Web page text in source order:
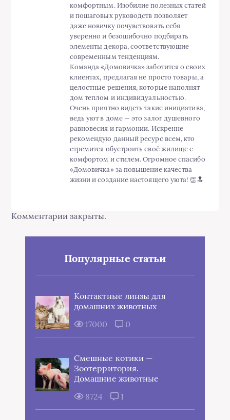
комфортным. Изобилие полезных статей
и пошаговых руководств позволяет
даже новичку почувствовать себя
уверенно и безошибочно подбирать
элементы декора, соответствующие
современным тенденциям.
Команда «Домовичка» заботится о своих
клиентах, предлагая не просто товары, а
целостные решения, которые наполнят
дом теплом и индивидуальностью.
Очень приятно видеть такие инициатива,
ведь уют в доме — это залог душевного
равновесия и гармонии. Искренне
рекомендую данный ресурс всем, кто
стремится обустроить своё жилище с
комфортом и стилем. Огромное спасибо
«Домовичка» за повышение качества
жизни и создание настоящего уюта! 👏🔝
Комментарии закрыты.
Популярные статьи
Контактные линзы для
домашних животных
17000
0
Смешные котики —
Зоотерритория.
Домашние животные
8724
1